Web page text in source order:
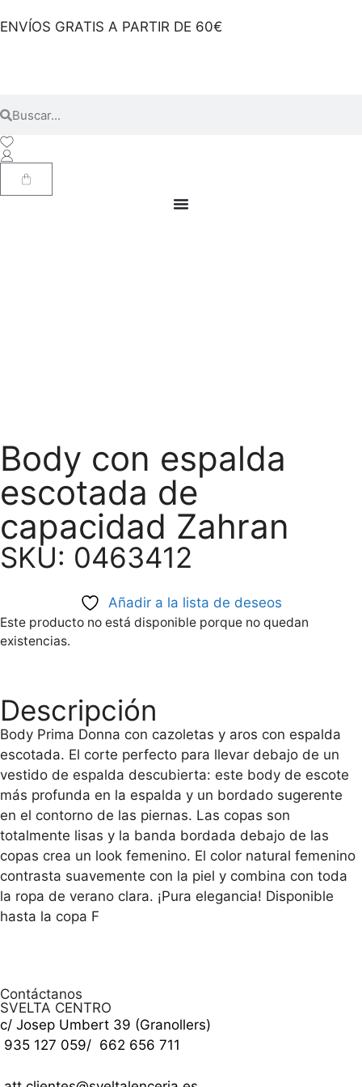
ENVÍOS GRATIS A PARTIR DE 60€
Body con espalda
escotada de
capacidad Zahran
SKU: 0463412
Añadir a la lista de deseos
Este producto no está disponible porque no quedan
existencias.
Descripción
Body Prima Donna con cazoletas y aros con espalda
escotada. El corte perfecto para llevar debajo de un
vestido de espalda descubierta: este body de escote
más profunda en la espalda y un bordado sugerente
en el contorno de las piernas. Las copas son
totalmente lisas y la banda bordada debajo de las
copas crea un look femenino. El color natural femenino
contrasta suavemente con la piel y combina con toda
la ropa de verano clara. ¡Pura elegancia! Disponible
hasta la copa F
Contáctanos
SVELTA CENTRO
c/ Josep Umbert 39 (Granollers)
935 127 059/ 662 656 711